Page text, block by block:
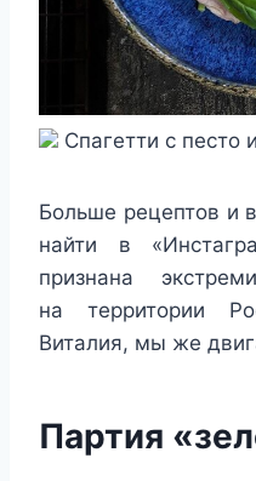
Спагетти с песто
Больше рецептов и
найти в
признана
на территории
Виталия, мы же
Партия